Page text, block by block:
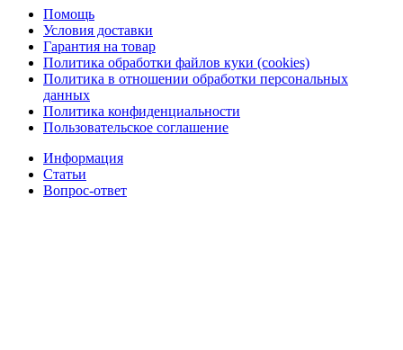
Помощь
Условия доставки
Гарантия на товар
Политика обработки файлов куки (cookies)
Политика в отношении обработки персональных
данных
Политика конфиденциальности
Пользовательское соглашение
Информация
Статьи
Вопрос-ответ